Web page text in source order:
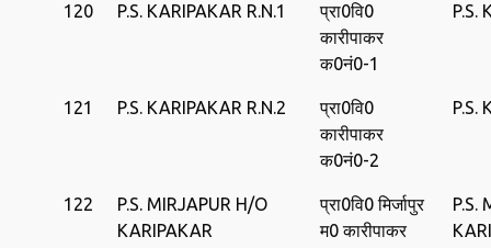
120 P.S. KARIPAKAR R.N.1
प्रा0वि0
कारीपाकर
क0नं0-1
P.S.
121 P.S. KARIPAKAR R.N.2
प्रा0वि0
कारीपाकर
क0नं0-2
P.S.
122
P.S. MIRJAPUR H/O
KARIPAKAR
प्रा0वि0 मिर्जापुर
म0 कारीपाकर
P.S.